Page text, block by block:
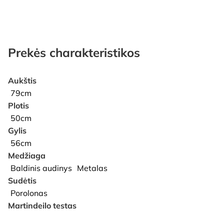
Prekės charakteristikos
Aukštis
79cm
Plotis
50cm
Gylis
56cm
Medžiaga
Baldinis audinys Metalas
Sudėtis
Porolonas
Martindeilo testas